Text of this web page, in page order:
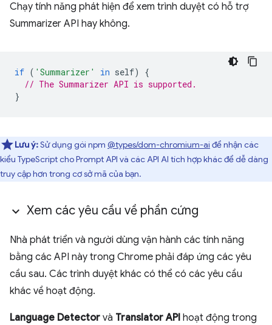
Chạy tính năng phát hiện để xem trình duyệt có hỗ trợ
Summarizer API hay không.
if ( 'Summarizer' in self)
{
// The Summarizer API is supported.
}
Lưu ý:Sử dụng gói npm @types/dom-chromium-ai để nhận các
kiểu TypeScript cho Prompt API và các API AI tích hợp khác để dễ dàng
truy cập hơn trong cơ sở mã của bạn.
Xem các yêu cầu về phần cứng
Nhà phát triển và người dùng vận hành các tính năng
bằng các API này trong Chrome phải đáp ứng các yêu
cầu sau. Các trình duyệt khác có thể có các yêu cầu
khác về hoạt động.
Language Detector và Translator API hoạt động trong